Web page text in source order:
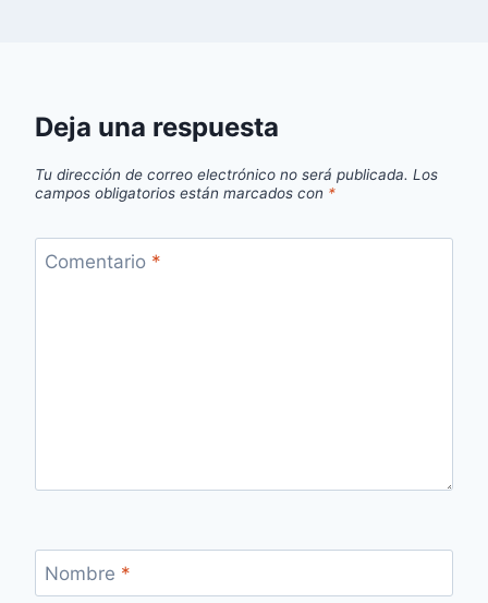
Deja una respuesta
Tu dirección de correo electrónico no será publicada. Los
campos obligatorios están marcados con *
Comentario *
Nombre *